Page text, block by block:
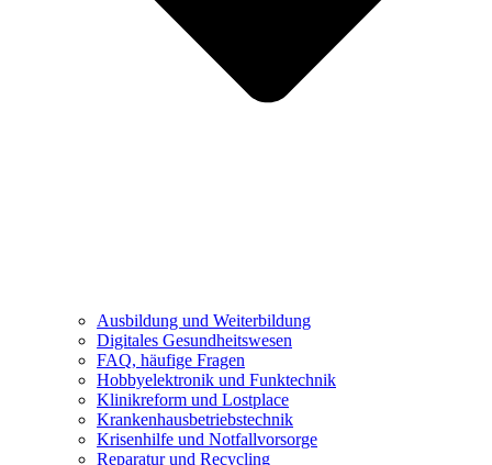
Ausbildung und Weiterbildung
Digitales Gesundheitswesen
FAQ, häufige Fragen
Hobbyelektronik und Funktechnik
Klinikreform und Lostplace
Krankenhausbetriebstechnik
Krisenhilfe und Notfallvorsorge
Reparatur und Recycling